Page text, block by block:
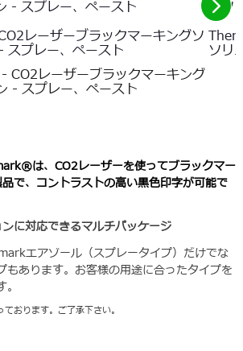
レーザーブラックマーキングソ
スプレー、ペースト ソリ
次
の
要
は、CO2レーザーを使ってブラックマー
で、コントラストの高い黒色印字が可能で
に対応できるマルチパッケージ
エアゾール（スプレータイプ）だけでな
もあります。お客様の用途に合ったタイプを
おります。ご了承下さい。